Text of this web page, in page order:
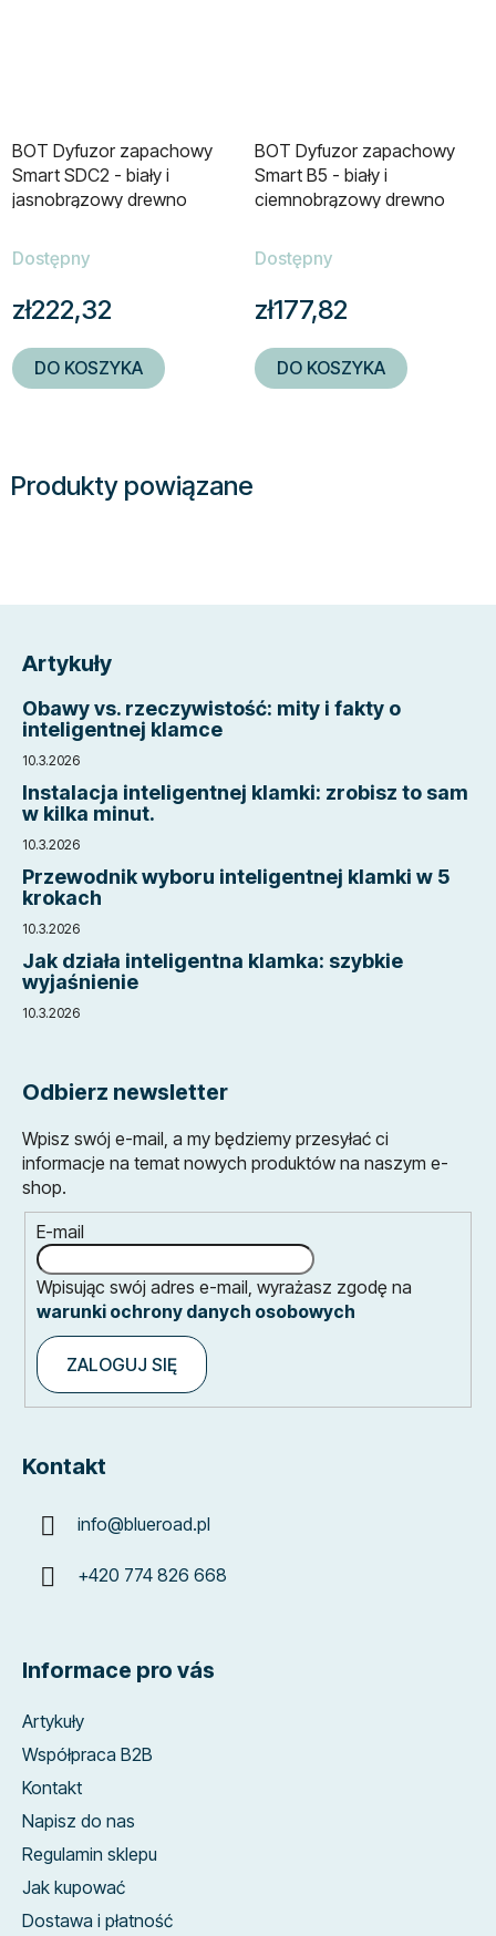
Produkty powiązane
BOT Dyfuzor zapachowy
Smart SDC2 - biały i
jasnobrązowy drewno
Dostępny
zł222,32
DO KOSZYKA
BOT Dyfuzor zapachowy
Smart B5 - biały i
ciemnobrązowy drewno
Dostępny
zł177,82
DO KOSZYKA
Artykuły
Obawy vs. rzeczywistość: mity i fakty o
inteligentnej klamce
10.3.2026
Instalacja inteligentnej klamki: zrobisz to sam
w kilka minut.
10.3.2026
Przewodnik wyboru inteligentnej klamki w 5
krokach
10.3.2026
Jak działa inteligentna klamka: szybkie
wyjaśnienie
10.3.2026
Odbierz newsletter
Wpisz swój e-mail, a my będziemy przesyłać ci
informacje na temat nowych produktów na naszym e-
shop.
E-mail
Wpisując swój adres e-mail, wyrażasz zgodę na
warunki ochrony danych osobowych
ZALOGUJ SIĘ
Kontakt
info@blueroad.pl
+420 774 826 668
Informace pro vás
Artykuły
Współpraca B2B
Kontakt
Napisz do nas
Regulamin sklepu
Jak kupować
Dostawa i płatność